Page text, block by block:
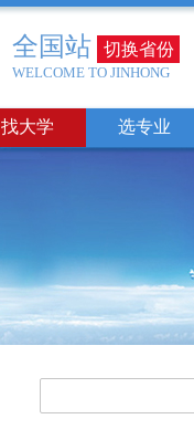
全国站 切换省份
WELCOME TO JINHONG
找大学 选专业